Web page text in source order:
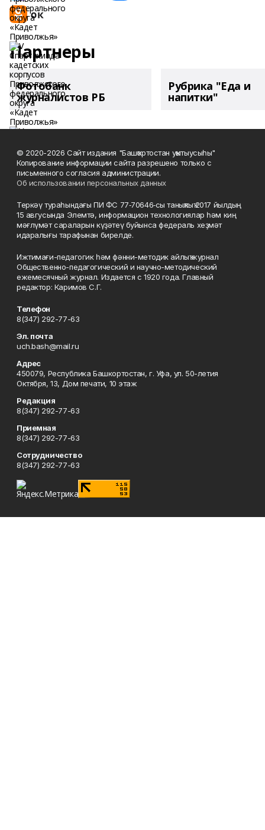
Партнеры
Фотобанк
журналистов РБ
Рубрика "Еда и
напитки"
© 2020-2026 Сайт издания "Башҡортостан уҡытыусыһы"
Копирование информации сайта разрешено только с
письменного согласия администрации.
Об использовании персональных данных
Теркәү тураһындағы ПИ ФС 77‑70646‑сы таныҡлыҡ 2017 йылдың
15 авгусында Элемтә, информацион технологиялар һәм киң
мәғлүмәт сараларын күҙәтеү буйынса федераль хеҙмәт
идаралығы тарафынан бирелде.
Ижтимағи-педагогик һәм фәнни-методик айлыҡ журнал
Общественно-педагогический и научно-методический
ежемесячный журнал. Издается с 1920 года. Главный
редактор: Каримов С.Г.
Телефон
8(347) 292-77-63
Эл. почта
uch.bash@mail.ru
Адрес
450079, Республика Башкортостан, г. Уфа, ул. 50-летия
Октября, 13, Дом печати, 10 этаж
Редакция
8(347) 292-77-63
Приемная
8(347) 292-77-63
Сотрудничество
8(347) 292-77-63